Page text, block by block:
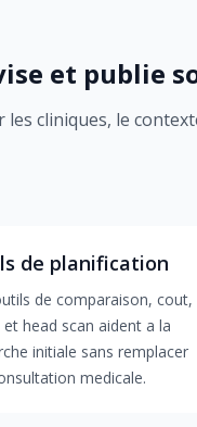
et publie
cliniques, le
de planification
de comparaison, cout,
et head scan aident a la
initiale sans remplacer
medicale.